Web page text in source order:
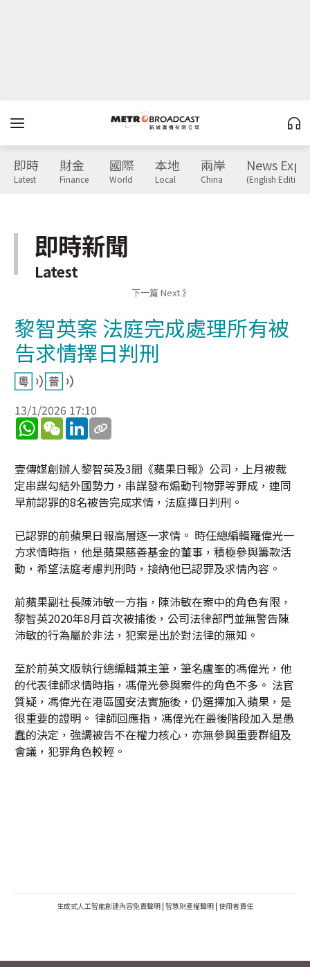
即時
Latest
財金
Finance
國際
World
本地
Local
兩岸
China
News
(English Edition)
即時新聞
Latest
下一篇 Next 》
黎智英案 法庭完成處理所有被
告求情擇日判刑
13/1/2026 17:10
WhatsApp
WeChatLinkedIn
壹傳媒創辦人黎智英及3間《蘋果日報》公司，上月被裁
定串謀勾結外國勢力，串謀發布煽動刊物罪等罪成，連同
早前認罪的8名被告完成求情，法庭擇日判刑。
已認罪的前蘋果日報高層逐一求情。 時任總編輯羅偉光一
方求情時指，他是蘋果慈善基金的董事，積極參與籌款活
動，希望法庭考慮判刑時，接納他已認罪及求情內容。
前蘋果副社長陳沛敏一方指，陳沛敏在案中的角色有限，
黎智英2020年8月首次被捕後，公司法律部門並無警告陳
沛敏的行為屬於非法，犯案是出於對法律的無知。
至於前英文版執行總編輯兼主筆，筆名盧峯的馮偉光，他
的代表律師求情時指，馮偉光參與案件的角色不多。 法官
質疑，馮偉光在港區國安法實施後，仍選擇加入蘋果，是
很重要的證明。 律師回應指，馮偉光在最後階段加入是愚
蠢的決定，強調被告不在權力核心，亦無參與重要群組及
會議，犯罪角色較輕。
生成式人工智能創建內容免責聲明 | 智慧財產權聲明 | 使用者責任